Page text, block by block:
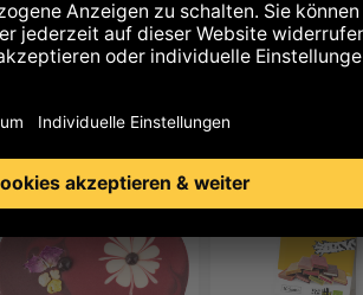
enthaltene Produkte